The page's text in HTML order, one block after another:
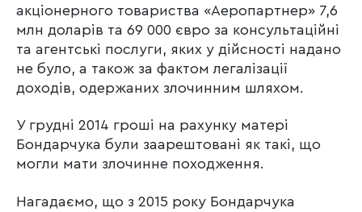
акціонерного товариства «Аеропартнер» 7,6
млн доларів та 69 000 євро за консультаційні
та агентські послуги, яких у дійсності надано
не було, а також за фактом легалізації
доходів, одержаних злочинним шляхом.
У грудні 2014 гроші на рахунку матері
Бондарчука були заарештовані як такі, що
могли мати злочинне походження.
Нагадаємо, що з 2015 року Бондарчука